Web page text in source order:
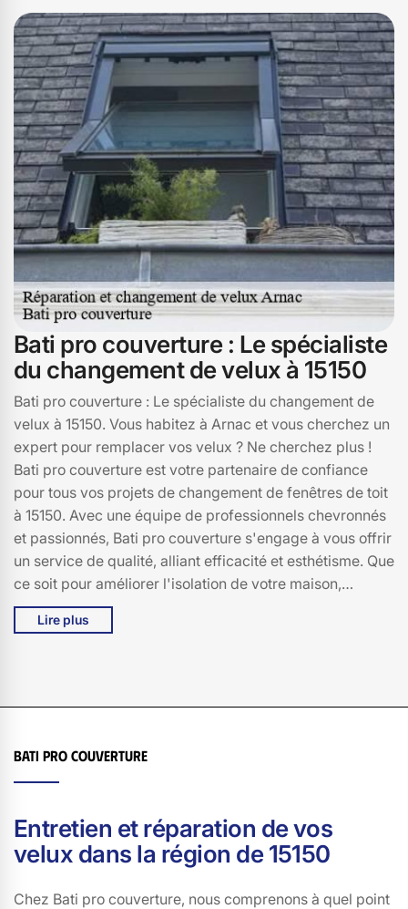
devis. Notre objectif est de vous garantir le meilleur
rapport qualité-prix et de vous proposer des solutions
sur mesure, tout en respectant votre budget. Faites
confiance à Bati pro couverture pour un service de
qualité à 15150, et bénéficiez de notre expertise pour un
changement de Velux en toute sérénité.
Bati pro couverture : Le spécialiste
du changement de velux à 15150
Bati pro couverture : Le spécialiste du changement de
velux à 15150. Vous habitez à Arnac et vous cherchez un
expert pour remplacer vos velux ? Ne cherchez plus !
Bati pro couverture est votre partenaire de confiance
pour tous vos projets de changement de fenêtres de toit
à 15150. Avec une équipe de professionnels chevronnés
et passionnés, Bati pro couverture s'engage à vous offrir
un service de qualité, alliant efficacité et esthétisme. Que
ce soit pour améliorer l'isolation de votre maison,
augmenter la luminosité de vos pièces ou simplement
moderniser votre habitat, nous mettons un point
changement de velux impeccable à 15150 et redonnez
du cachet à votre maison.
Lire plus
Bati pro couverture
Entretien et réparation de vos
velux dans la région de 15150
Chez Bati pro couverture, nous comprenons à quel point